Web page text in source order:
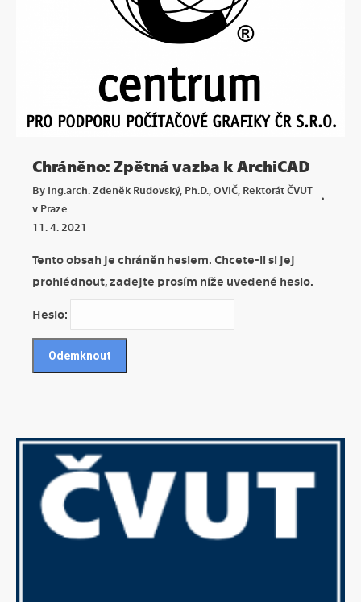
Chráněno: Zpětná vazba k ArchiCAD
By Ing.arch. Zdeněk Rudovský, Ph.D., OVIČ, Rektorát ČVUT
v Praze
11. 4. 2021
Tento obsah je chráněn heslem. Chcete-li si jej
prohlédnout, zadejte prosím níže uvedené heslo.
Heslo: